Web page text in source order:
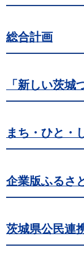
総合計画
「新しい茨城
まち・ひと・
企業版ふるさ
茨城県公民連